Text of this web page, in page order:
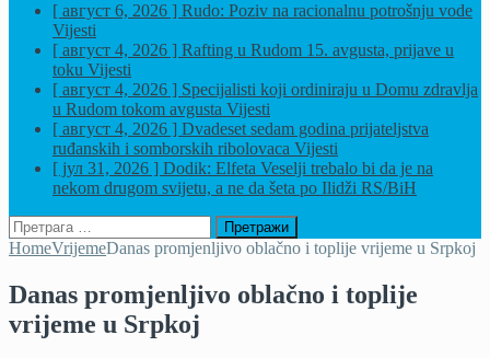
[ август 6, 2026 ] Rudo: Poziv na racionalnu potrošnju vode
Vijesti
[ август 4, 2026 ] Rafting u Rudom 15. avgusta, prijave u
toku Vijesti
[ август 4, 2026 ] Specijalisti koji ordiniraju u Domu zdravlja
u Rudom tokom avgusta Vijesti
[ август 4, 2026 ] Dvadeset sedam godina prijateljstva
ruđanskih i somborskih ribolovaca Vijesti
[ јул 31, 2026 ] Dodik: Elfeta Veselji trebalo bi da je na
nekom drugom svijetu, a ne da šeta po Ilidži RS/BiH
Претрага
за:
HomeVrijemeDanas promjenljivo oblačno i toplije vrijeme u Srpkoj
Danas promjenljivo oblačno i toplije
vrijeme u Srpkoj